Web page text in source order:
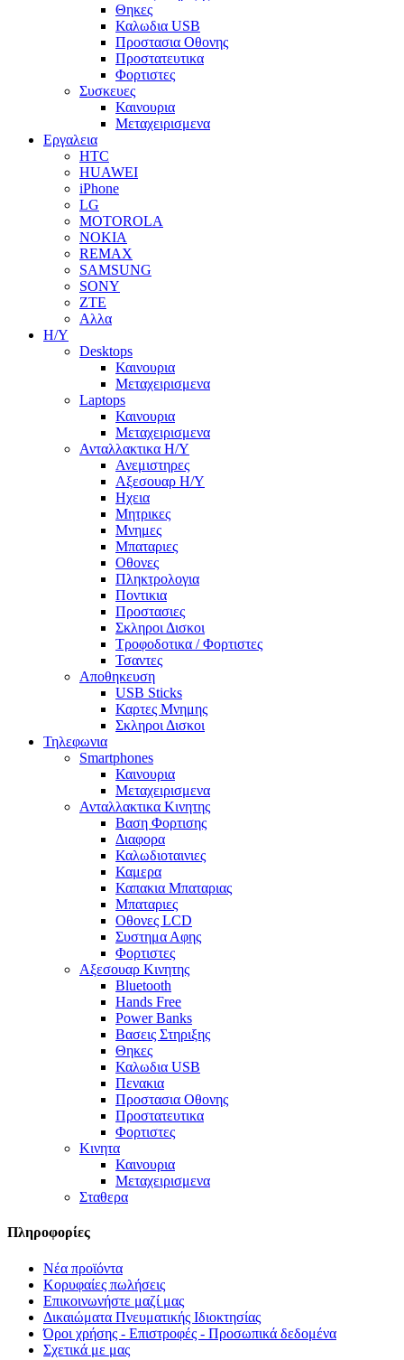
Θηκες
Καλωδια USB
Προστασια Οθονης
Προστατευτικα
Φορτιστες
Συσκευες
Καινουρια
Μεταχειρισμενα
Εργαλεια
HTC
HUAWEI
iPhone
LG
MOTOROLA
NOKIA
REMAX
SAMSUNG
SONY
ZTE
Αλλα
Η/Υ
Desktops
Καινουρια
Μεταχειρισμενα
Laptops
Καινουρια
Μεταχειρισμενα
Ανταλλακτικα H/Y
Ανεμιστηρες
Αξεσουαρ Η/Υ
Ηχεια
Μητρικες
Μνημες
Μπαταριες
Οθονες
Πληκτρολογια
Ποντικια
Προστασιες
Σκληροι Δισκοι
Τροφοδοτικα / Φορτιστες
Τσαντες
Αποθηκευση
USB Sticks
Καρτες Μνημης
Σκληροι Δισκοι
Τηλεφωνια
Smartphones
Καινουρια
Μεταχειρισμενα
Ανταλλακτικα Κινητης
Βαση Φορτισης
Διαφορα
Καλωδιοταινιες
Καμερα
Καπακια Μπαταριας
Μπαταριες
Οθονες LCD
Συστημα Αφης
Φορτιστες
Αξεσουαρ Κινητης
Bluetooth
Hands Free
Power Banks
Βασεις Στηριξης
Θηκες
Καλωδια USB
Πενακια
Προστασια Οθονης
Προστατευτικα
Φορτιστες
Κινητα
Καινουρια
Μεταχειρισμενα
Σταθερα
Πληροφορίες
Νέα προϊόντα
Κορυφαίες πωλήσεις
Επικοινωνήστε μαζί μας
Δικαιώματα Πνευματικής Ιδιοκτησίας
Όροι χρήσης - Επιστροφές - Προσωπικά δεδομένα
Σχετικά με μας